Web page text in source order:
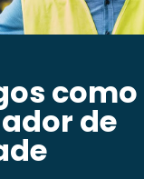
como
de